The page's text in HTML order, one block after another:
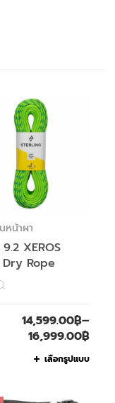
หน้าผา
XEROS
Dry Rope
14,599.00฿–
16,999.00฿
เลือกรูปแบบ